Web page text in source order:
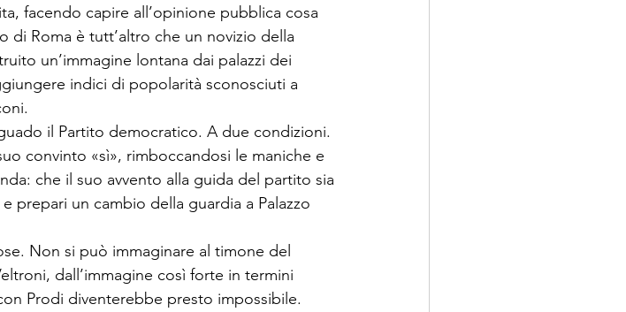
facendo capire all’opi­nione pubblica cosa
di Roma è tutt’altro che un novizio della
un’immagine lon­tana dai palazzi dei
indici di po­polarità sconosciuti a
il Partito democratico. A due con­dizioni.
convinto «sì», rimboccando­si le maniche e
che il suo avvento alla guida del partito sia
prepari un cambio del­la guardia a Palazzo
Non si può immaginare al timone del
dall’immagine così forte in ter­mini
Prodi diventerebbe presto im­possibile.